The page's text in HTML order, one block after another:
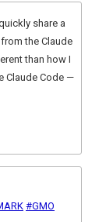
share a
the Claude
than how I
Claude Code —
#GMO